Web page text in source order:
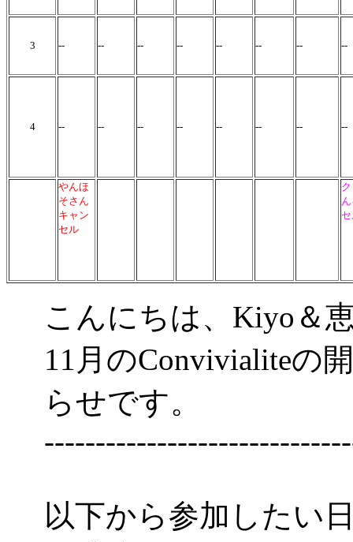
3 -- -- -- -- -- -- -- --
4 -- -- -- -- -- -- -- --
やんほ
そさん
キャン
セル
こんにちは、Kiyo＆
11月のConvivialiteの
らせです。
以下から参加したい